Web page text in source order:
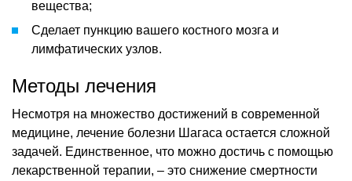
вещества;
Сделает пункцию вашего костного мозга и
лимфатических узлов.
Методы лечения
Несмотря на множество достижений в современной
медицине, лечение болезни Шагаса остается сложной
задачей. Единственное, что можно достичь с помощью
лекарственной терапии, – это снижение смертности